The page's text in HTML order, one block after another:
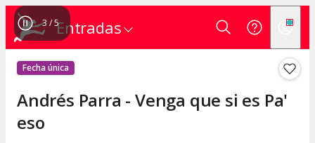
Entradas
4 /5
Fecha única
Andrés Parra - Venga que si es Pa'
eso